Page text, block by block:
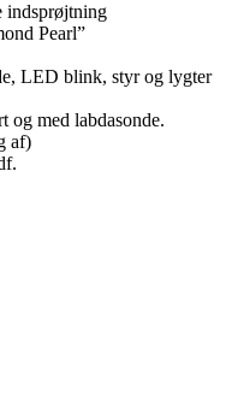
indsprøjtning
Pearl”
LED blink, styr og lygter
og med labdasonde.
af)